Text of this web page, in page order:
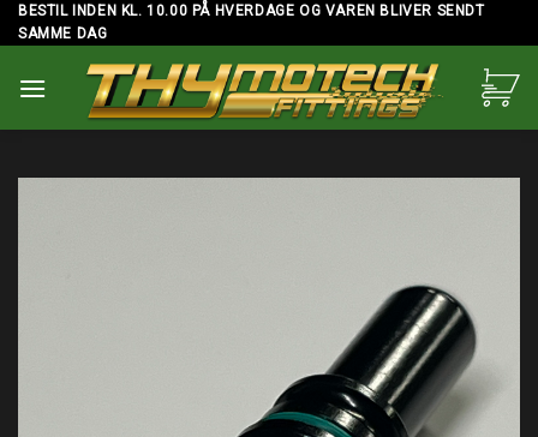
Skip
to
BESTIL INDEN KL. 10.00 PÅ HVERDAGE OG VAREN BLIVER SENDT
SAMME DAG